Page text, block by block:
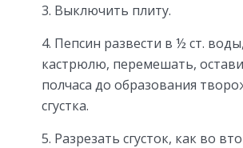
3. Выключить плиту.
4. Пепсин развести в ½ ст.
кастрюлю, перемешать,
полчаса до образования
сгустка.
5. Разрезать сгусток, как во